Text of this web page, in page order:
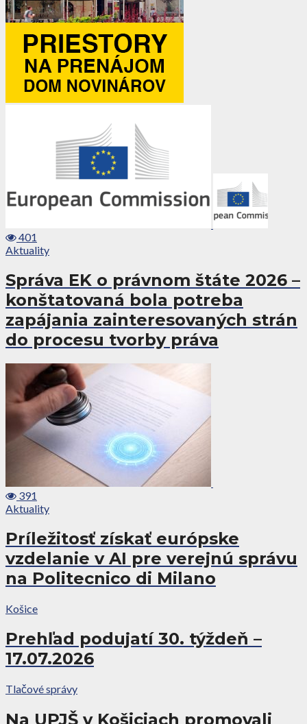
401
Aktuality
Správa EK o právnom štáte 2026 –
konštatovaná bola potreba
zapájania zainteresovaných strán
do procesu tvorby práva
391
Aktuality
Príležitosť získať európske
vzdelanie v AI pre verejnú správu
na Politecnico di Milano
Košice
Prehľad podujatí 30. týždeň –
17.07.2026
Tlačové správy
Na UPJŠ v Košiciach promovali